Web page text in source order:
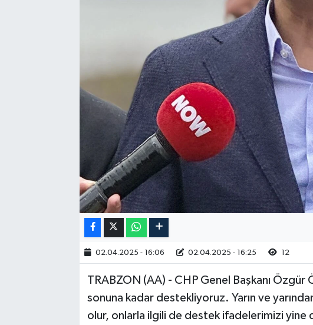
02.04.2025 - 16:06 02.04.2025 - 16:25 12
TRABZON (AA) - CHP Genel Başkanı
sonuna kadar destekliyoruz. Yarın ve
olur, onlarla ilgili de destek ifadelerimizi yine